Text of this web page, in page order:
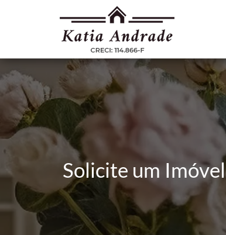
Solicite um Imóvel